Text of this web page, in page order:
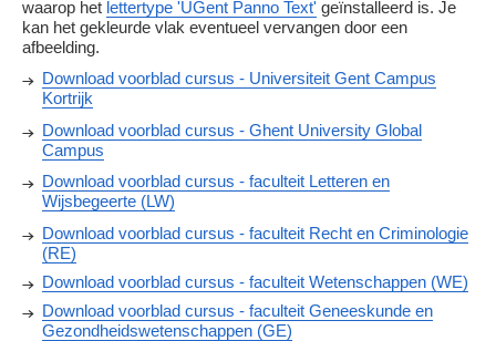
waarop het lettertype 'UGent Panno Text' geïnstalleerd is. Je
kan het gekleurde vlak eventueel vervangen door een
afbeelding.
Download voorblad cursus - Universiteit Gent Campus
Kortrijk
Download voorblad cursus - Ghent University Global
Campus
Download voorblad cursus - faculteit Letteren en
Wijsbegeerte (LW)
Download voorblad cursus - faculteit Recht en Criminologie
(RE)
Download voorblad cursus - faculteit Wetenschappen (WE)
Download voorblad cursus - faculteit Geneeskunde en
Gezondheidswetenschappen (GE)